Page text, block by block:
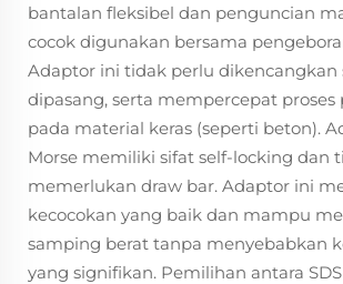
bantalan fleksibel dan penguncian
cocok digunakan bersama
Adaptor ini tidak perlu dikencangkan
dipasang, serta mempercepat proses
pada material keras (seperti beton).
Morse memiliki sifat self-locking dan
memerlukan draw bar. Adaptor ini
kecocokan yang baik dan mampu
samping berat tanpa menyebabkan
yang signifikan. Pemilihan antara